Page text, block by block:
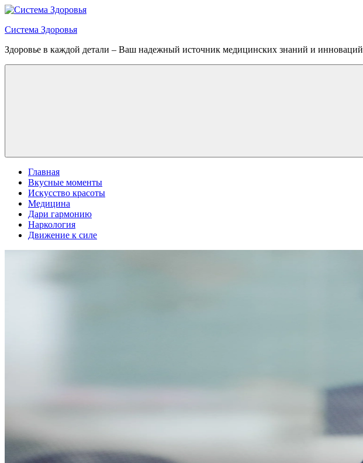
Перейти
содержимому
Система Здоровья
Здоровье в каждой детали – Ваш надежный источник медицинских знаний и инноваций
Меню
Главная
Вкусные моменты
Искусство красоты
Медицина
Дари гармонию
Наркология
Движение к силе